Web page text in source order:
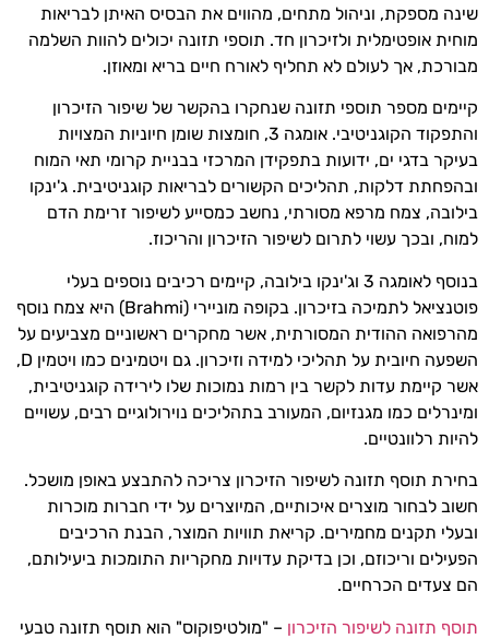
שינה מספקת, וניהול מתחים, מהווים את הבסיס האיתן לבריאות
מוחית אופטימלית ולזיכרון חד. תוספי תזונה יכולים להוות השלמה
מבורכת, אך לעולם לא תחליף לאורח חיים בריא ומאוזן.
קיימים מספר תוספי תזונה שנחקרו בהקשר של שיפור הזיכרון
והתפקוד הקוגניטיבי. אומגה 3, חומצות שומן חיוניות המצויות
בעיקר בדגי ים, ידועות בתפקידן המרכזי בבניית קרומי תאי המוח
ובהפחתת דלקות, תהליכים הקשורים לבריאות קוגניטיבית. ג'ינקו
בילובה, צמח מרפא מסורתי, נחשב כמסייע לשיפור זרימת הדם
למוח, ובכך עשוי לתרום לשיפור הזיכרון והריכוז.
בנוסף לאומגה 3 וג'ינקו בילובה, קיימים רכיבים נוספים בעלי
פוטנציאל לתמיכה בזיכרון. בקופה מוניירי (Brahmi) היא צמח נוסף
מהרפואה ההודית המסורתית, אשר מחקרים ראשוניים מצביעים על
השפעה חיובית על תהליכי למידה וזיכרון. גם ויטמינים כמו ויטמין D,
אשר קיימת עדות לקשר בין רמות נמוכות שלו לירידה קוגניטיבית,
ומינרלים כמו מגנזיום, המעורב בתהליכים נוירולוגיים רבים, עשויים
להיות רלוונטיים.
בחירת תוסף תזונה לשיפור הזיכרון צריכה להתבצע באופן מושכל.
חשוב לבחור מוצרים איכותיים, המיוצרים על ידי חברות מוכרות
ובעלי תקנים מחמירים. קריאת תוויות המוצר, הבנת הרכיבים
הפעילים וריכוזם, וכן בדיקת עדויות מחקריות התומכות ביעילותם,
הם צעדים הכרחיים.
תוסף תזונה לשיפור הזיכרון – "מולטיפוקוס" הוא תוסף תזונה טבעי